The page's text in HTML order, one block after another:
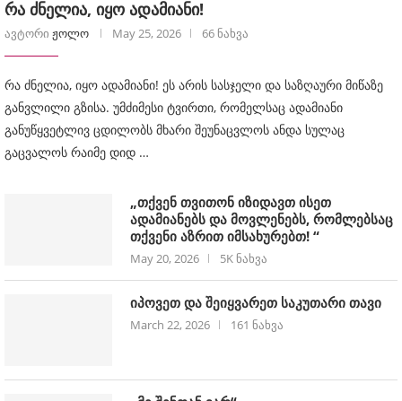
რა ძნელია, იყო ადამიანი!
ავტორი ჟოლო May 25, 2026 66 ნახვა
რა ძნელია, იყო ადამიანი! ეს არის სასჯელი და საზღაური მიწაზე
განვლილი გზისა. უმძიმესი ტვირთი, რომელსაც ადამიანი
განუწყვეტლივ ცდილობს მხარი შეუნაცვლოს ანდა სულაც
გაცვალოს რაიმე დიდ …
„თქვენ თვითონ იზიდავთ ისეთ
ადამიანებს და მოვლენებს, რომლებსაც
თქვენი აზრით იმსახურებთ! “
May 20, 2026 5K ნახვა
იპოვეთ და შეიყვარეთ საკუთარი თავი
March 22, 2026 161 ნახვა